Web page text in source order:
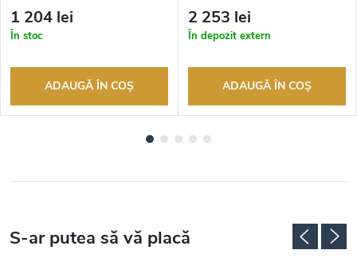
Până la 100 de zile pentru
returnarea bunurilor. Vânzător
1 204 lei
În stoc
ADAUGĂ ÎN COŞ
Până la 100 de zile pentru
returnarea bunurilor. Vânzător
autorizat
2 253 lei
În depozit extern
ADAUGĂ ÎN COŞ